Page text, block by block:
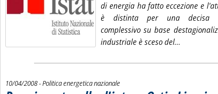
di energia ha fatto eccezione e
è distinta per una decisa
complessivo su base
industriale è sceso del...
10/04/2008- Politica energetica nazionale